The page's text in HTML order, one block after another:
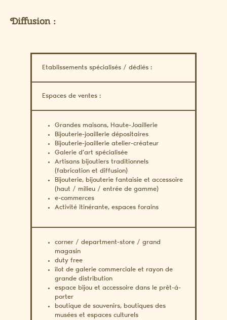
Diffusion :
Etablissements spécialisés / dédiés :
Espaces de ventes :
Grandes maisons, Haute-Joaillerie
Bijouterie-joaillerie dépositaires
Bijouterie-joaillerie atelier-créateur
Galerie d’art spécialisée
Artisans bijoutiers traditionnels
(fabrication et diffusion)
Bijouterie, bijouterie fantaisie et accessoire
(haut / milieu / entrée de gamme)
e-commerces
Activité itinérante, espaces forains
corner / department-store / grand
magasin
duty free
îlot de galerie commerciale et rayon de
grande distribution
espace bijou et accessoire dans le prêt-à-
porter
boutique de souvenirs, boutiques des
musées et espaces culturels